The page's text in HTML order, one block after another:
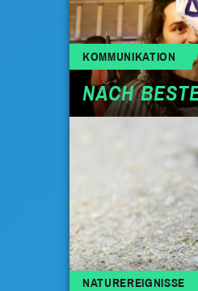
KOMMUNIKATION
NACH
NATUREREIGNISSE